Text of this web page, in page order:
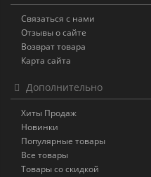
Связаться с нами
Отзывы о сайте
Возврат товара
Карта сайта
Дополнительно
Хиты Продаж
Новинки
Популярные товары
Все товары
Товары со скидкой